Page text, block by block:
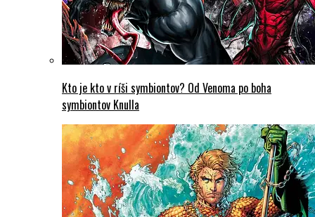
Kto je kto v ríši symbiontov? Od Venoma po boha
symbiontov Knulla